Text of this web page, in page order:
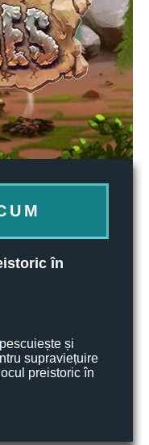
în
și
supraviețuire
preistoric în